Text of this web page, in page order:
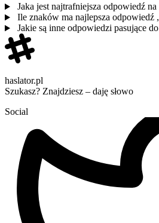
Jaka jest najtrafniejsza odpowiedź na
Ile znaków ma najlepsza odpowiedź
Jakie są inne odpowiedzi pasujące
haslator.pl
Szukasz? Znajdziesz – daję słowo
Social